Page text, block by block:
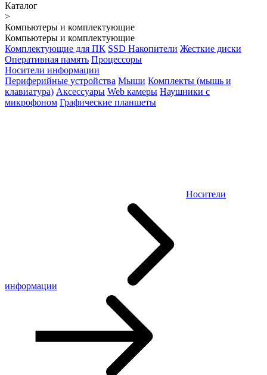
Каталог
>
Компьютеры и комплектующие
Компьютеры и комплектующие
Комплектующие для ПК SSD Накопители Жесткие диски
Оперативная память Процессоры
Носители информации
Периферийные устройства Мыши Комплекты (мышь и
клавиатура) Аксессуары Web камеры Наушники с
микрофоном Графические планшеты
Носители
информации